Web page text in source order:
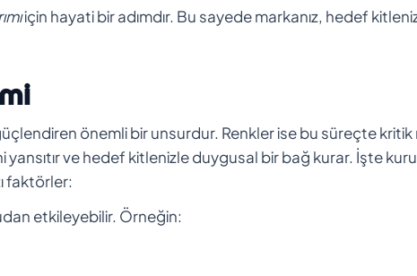
için hayati bir adımdır. Bu sayede markanız, hedef
önemli bir unsurdur. Renkler ise bu süreçte kritik
yansıtır ve hedef kitlenizle duygusal bir bağ kurar. İşte
faktörler:
etkileyebilir. Örneğin: